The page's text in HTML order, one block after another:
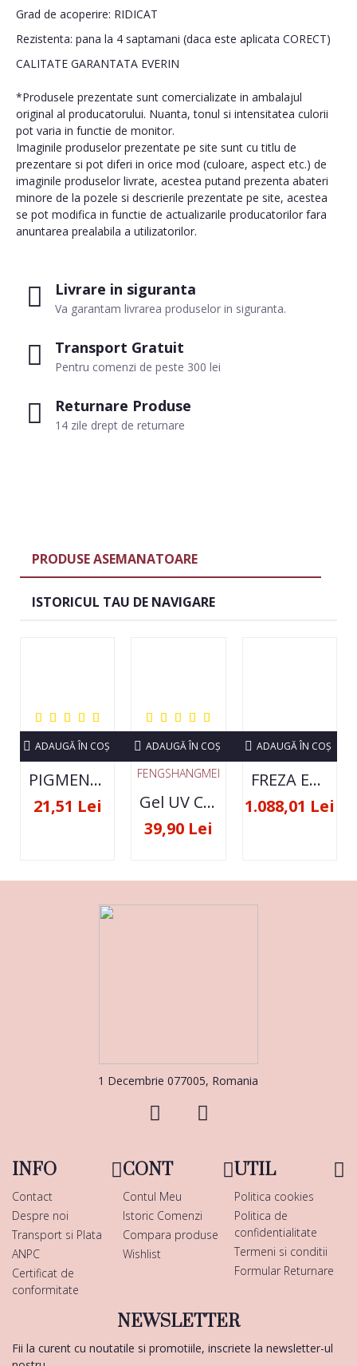
Livrare in siguranta
Va garantam livrarea produselor in siguranta.
Transport Gratuit
Pentru comenzi de peste 300 lei
Returnare Produse
14 zile drept de returnare
Grad de acoperire: RIDICAT
Rezistenta: pana la 4 saptamani (daca este aplicata CORECT)
CALITATE GARANTATA EVERIN
*Produsele prezentate sunt comercializate in ambalajul
original al producatorului. Nuanta, tonul si intensitatea culorii
pot varia in functie de monitor.
Imaginile produselor prezentate pe site sunt cu titlu de
prezentare si pot diferi in orice mod (culoare, aspect etc.) de
imaginile produselor livrate, acestea putand prezenta abateri
minore de la pozele si descrierile prezentate pe site, acestea
se pot modifica in functie de actualizarile producatorilor fara
anuntarea prealabila a utilizatorilor.
PRODUSE ASEMANATOARE
ISTORICUL TAU DE NAVIGARE
PIGMENT NEON SET 12 CULORI
21,51 Lei
ADAUGĂ ÎN COŞ
FENGSHANGMEI
Gel UV Constructie FSM 50ML - 07
39,90 Lei
ADAUGĂ ÎN COŞ
FREZA ELECTRICA STRONG 210 35000 RPM- ORIGINALA
1.088,01 Lei
ADAUGĂ ÎN COŞ
1 Decembrie 077005, Romania
INFO
Contact
Despre noi
Transport si Plata
ANPC
Certificat de
conformitate
CONT
Contul Meu
Istoric Comenzi
Compara produse
Wishlist
UTIL
Politica cookies
Politica de
confidentialitate
Termeni si conditii
Formular Returnare
NEWSLETTER
Fii la curent cu noutatile si promotiile, inscriete la newsletter-ul